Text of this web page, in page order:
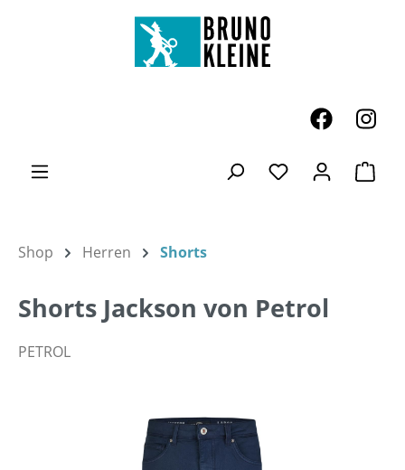
Zum Hauptinhalt springen
Du hast 0
Shop Herren Shorts
Shorts Jackson von Petrol
PETROL